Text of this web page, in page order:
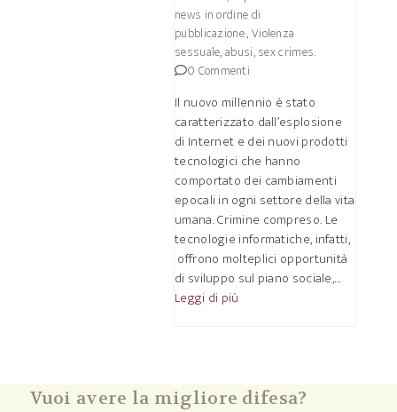
news in ordine di
pubblicazione.,Violenza
sessuale, abusi, sex crimes.
0 Commenti
Il nuovo millennio è stato
caratterizzato dall’esplosione
di Internet e dei nuovi prodotti
tecnologici che hanno
comportato dei cambiamenti
epocali in ogni settore della vita
umana. Crimine compreso. Le
tecnologie informatiche, infatti,
offrono molteplici opportunità
di sviluppo sul piano sociale,…
Leggi di più
Vuoi avere la migliore difesa?